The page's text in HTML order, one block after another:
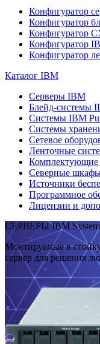
Конфигуратор
Конфигуратор
Конфигуратор
Конфигуратор
Конфигуратор
Каталог IBM
Серверы IBM
Блейд-системы
Системы IBM
Системы
Сетевое
Ленточные
Северные
Источники
Программное
Лицензии и
СЕРВЕРЫ IBM System
Монтируемые в
сервер для решения